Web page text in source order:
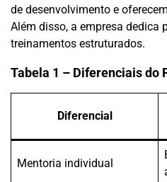
de desenvolvimento e
Além disso, a empresa dedica
treinamentos estruturados.
Tabela 1 – Diferenciais do
Diferencial
Mentoria individual